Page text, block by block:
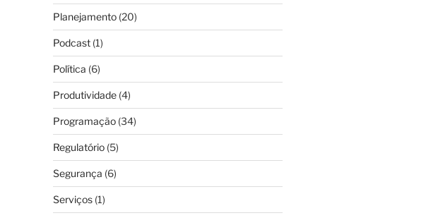
Planejamento(20)
Podcast(1)
Política (6)
Produtividade(4)
Programação(34)
Regulatório(5)
Segurança (6)
Serviços(1)